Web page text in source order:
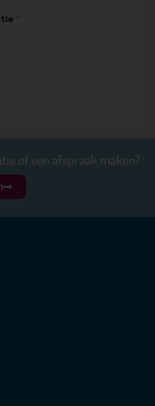
*
of een afspraak maken?